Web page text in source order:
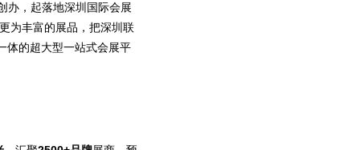
办，起落地深圳国际会展
为丰富的展品，把深圳联
体的超大型一站式会展平